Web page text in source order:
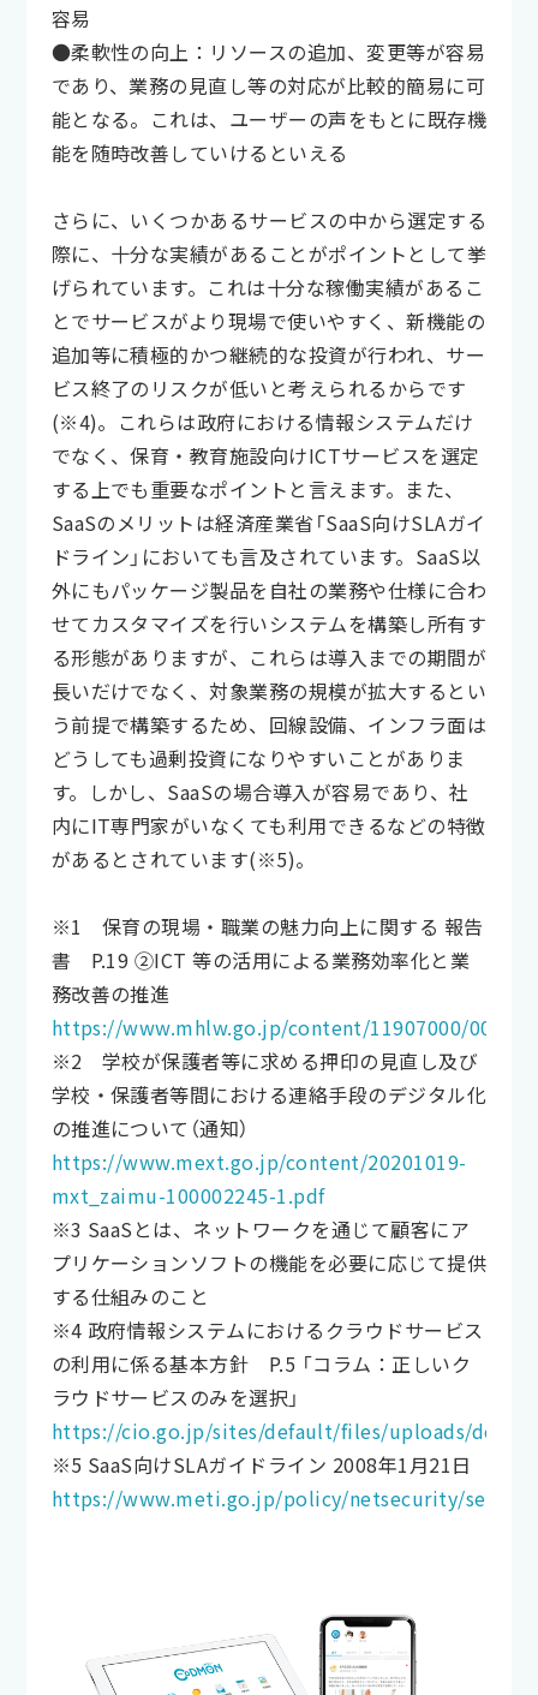
容易
●柔軟性の向上：リソースの追加、変更等が容易
であり、業務の見直し等の対応が比較的簡易に可
能となる。これは、ユーザーの声をもとに既存機
能を随時改善していけるといえる
さらに、いくつかあるサービスの中から選定する
際に、十分な実績があることがポイントとして挙
げられています。これは十分な稼働実績があるこ
とでサービスがより現場で使いやすく、新機能の
追加等に積極的かつ継続的な投資が行われ、サー
ビス終了のリスクが低いと考えられるからです
(※4)。これらは政府における情報システムだけ
でなく、保育・教育施設向けICTサービスを選定
する上でも重要なポイントと言えます。また、
SaaSのメリットは経済産業省「SaaS向けSLAガイ
ドライン」においても言及されています。SaaS以
外にもパッケージ製品を自社の業務や仕様に合わ
せてカスタマイズを行いシステムを構築し所有す
る形態がありますが、これらは導入までの期間が
長いだけでなく、対象業務の規模が拡大するとい
う前提で構築するため、回線設備、インフラ面は
どうしても過剰投資になりやすいことがありま
す。しかし、SaaSの場合導入が容易であり、社
内にIT専門家がいなくても利用できるなどの特徴
があるとされています(※5)。
※1 保育の現場・職業の魅力向上に関する 報告
書 P.19 ②ICT 等の活用による業務効率化と業
務改善の推進
https://www.mhlw.go.jp/content/11907000/
※2 学校が保護者等に求める押印の見直し及び
学校・保護者等間における連絡手段のデジタル化
の推進について（通知）
https://www.mext.go.jp/content/20201019-
mxt_zaimu-100002245-1.pdf
※3 SaaSとは、ネットワークを通じて顧客にア
プリケーションソフトの機能を必要に応じて提供
する仕組みのこと
※4 政府情報システムにおけるクラウドサービス
の利用に係る基本方針 P.5 「コラム：正しいク
ラウドサービスのみを選択」
https://cio.go.jp/sites/default/files/uploads/
※5 SaaS向けSLAガイドライン 2008年1月21日
https://www.meti.go.jp/policy/netsecurity/